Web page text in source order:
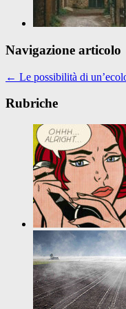
Navigazione articolo
← Le possibilità di
Rubriche